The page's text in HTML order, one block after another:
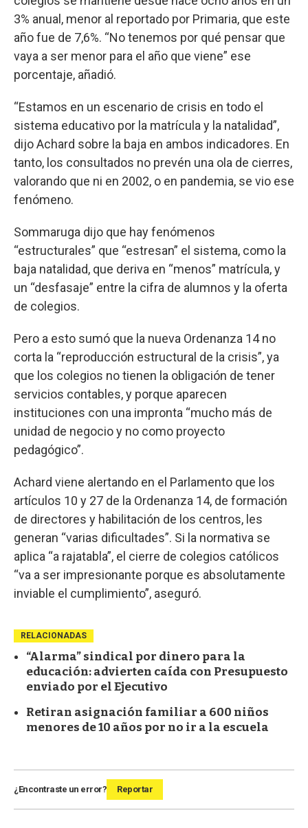
3% anual, menor al reportado por Primaria, que este
año fue de 7,6%. “No tenemos por qué pensar que
vaya a ser menor para el año que viene” ese
porcentaje, añadió.
“Estamos en un escenario de crisis en todo el
sistema educativo por la matrícula y la natalidad”,
dijo Achard sobre la baja en ambos indicadores. En
tanto, los consultados no prevén una ola de cierres,
valorando que ni en 2002, o en pandemia, se vio ese
fenómeno.
Sommaruga dijo que hay fenómenos
“estructurales” que “estresan” el sistema, como la
baja natalidad, que deriva en “menos” matrícula, y
un “desfasaje” entre la cifra de alumnos y la oferta
de colegios.
Pero a esto sumó que la nueva Ordenanza 14 no
corta la “reproducción estructural de la crisis”, ya
que los colegios no tienen la obligación de tener
servicios contables, y porque aparecen
instituciones con una impronta “mucho más de
unidad de negocio y no como proyecto
pedagógico”.
Achard viene alertando en el Parlamento que los
artículos 10 y 27 de la Ordenanza 14, de formación
de directores y habilitación de los centros, les
generan “varias dificultades”. Si la normativa se
aplica “a rajatabla”, el cierre de colegios católicos
“va a ser impresionante porque es absolutamente
inviable el cumplimiento”, aseguró.
RELACIONADAS
“Alarma” sindical por dinero para la
educación: advierten caída con Presupuesto
enviado por el Ejecutivo
Retiran asignación familiar a 600 niños
menores de 10 años por no ir a la escuela
¿Encontraste un error? Reportar